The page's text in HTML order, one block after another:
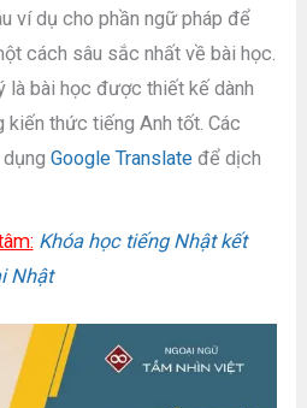
ví dụ cho phần ngữ pháp để
cách sâu sắc nhất về bài học.
là bài học được thiết kế dành
kiến thức tiếng Anh tốt. Các
dụngGoogle Translate để dịch
Khóa học tiếng Nhật kết
Nhật